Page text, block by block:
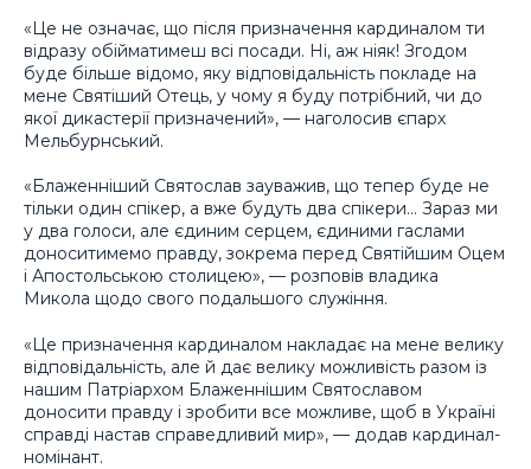
«Це не означає, що після призначення кардиналом ти
відразу обійматимеш всі посади. Ні, аж ніяк! Згодом
буде більше відомо, яку відповідальність покладе на
мене Святіший Отець, у чому я буду потрібний, чи до
якої дикастерії призначений», — наголосив єпарх
Мельбурнський.
«Блаженніший Святослав зауважив, що тепер буде не
тільки один спікер, а вже будуть два спікери… Зараз ми
у два голоси, але єдиним серцем, єдиними гаслами
доноситимемо правду, зокрема перед Святійшим Оцем
і Апостольською столицею», — розповів владика
Микола щодо свого подальшого служіння.
«Це призначення кардиналом накладає на мене велику
відповідальність, але й дає велику можливість разом із
нашим Патріархом Блаженнішим Святославом
доносити правду і зробити все можливе, щоб в Україні
справді настав справедливий мир», — додав кардинал-
номінант.